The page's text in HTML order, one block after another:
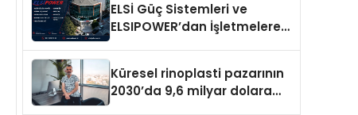
ELSİ Güç Sistemleri ve
ELSIPOWER’dan İşletmelere
Küresel rinoplasti pazarının
2030’da 9,6 milyar dolara